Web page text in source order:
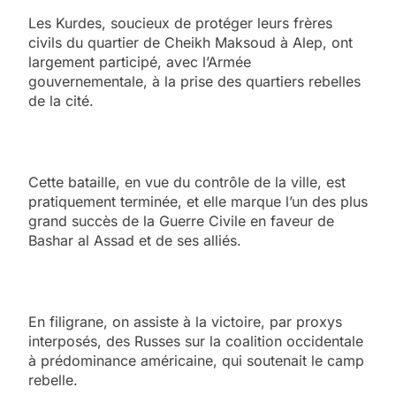
Les Kurdes, soucieux de protéger leurs frères
civils du quartier de Cheikh Maksoud à Alep, ont
largement participé, avec l’Armée
gouvernementale, à la prise des quartiers rebelles
de la cité.
Cette bataille, en vue du contrôle de la ville, est
pratiquement terminée, et elle marque l’un des plus
grand succès de la Guerre Civile en faveur de
Bashar al Assad et de ses alliés.
En filigrane, on assiste à la victoire, par proxys
interposés, des Russes sur la coalition occidentale
à prédominance américaine, qui soutenait le camp
rebelle.